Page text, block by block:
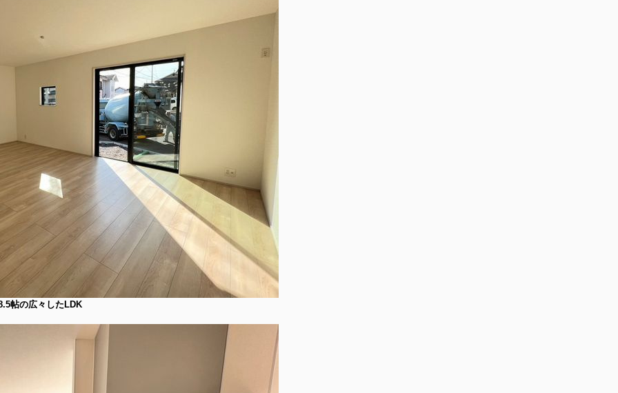
帖の広々したLDK